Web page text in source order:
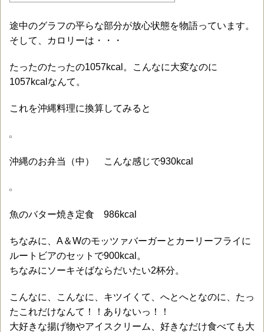
途中のグラフの平らな部分が放心状態を物語っています。
そして、カロリーは・・・
たったのたったの1057kcal。こんなに大変なのに
1057kcalなんて。
これを沖縄料理に換算してみると
沖縄のお弁当（中） こんな感じで930kcal
魚のバター焼き定食 986kcal
ちなみに、A＆Wのモッツァバーガーとカーリーフライに
ルートビアのセットで900kcal。
ちなみにソーキそばならだいたい2杯分。
こんなに、こんなに、キツイくて、へとへとなのに、たっ
たこれだけなんて！！ありないっ！！
大好きな揚げ物やアイスクリーム、好きなだけ食べても大